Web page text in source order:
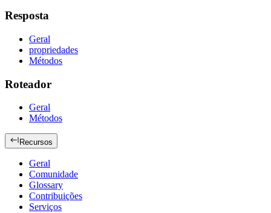
Resposta
Geral
propriedades
Métodos
Roteador
Geral
Métodos
Recursos
Geral
Comunidade
Glossary
Contribuições
Serviços